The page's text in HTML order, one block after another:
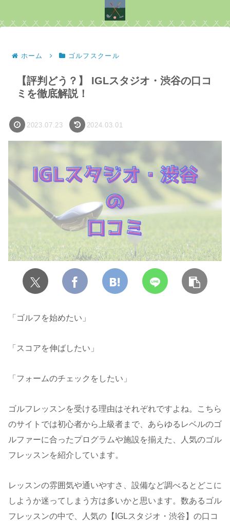
ホーム ゴルフスクール
【評判どう？】 IGLスタジオ・渋谷の口コ
ミを徹底解説！
2023.07.23 2024.03.01
「ゴルフを始めたい」
「スコアを伸ばしたい」
「フォームのチェックをしたい」
ゴルフレッスンを受ける理由はそれぞれですよね。こちら
のサイトでは初心者から上級者まで、あらゆるレベルのゴ
ルファーに合ったプログラムや施設を揃えた、人気のゴル
フレッスンを紹介しています。
レッスンの雰囲気や通いやすさ、設備など調べるとどこに
しようか迷ってしまう方は多いかと思います。数あるゴル
フレッスンの中で、人気の【IGLスタジオ・渋谷】の口コ